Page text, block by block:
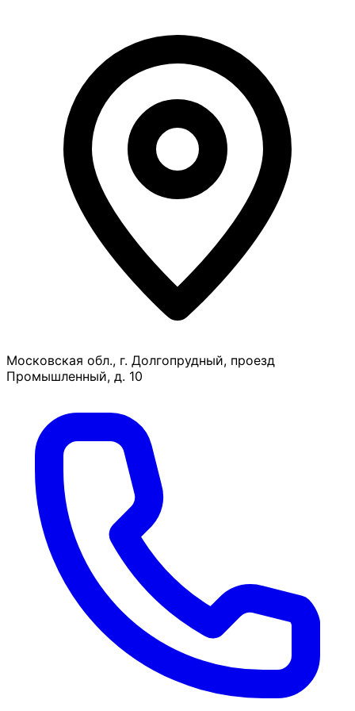
Московская обл., г. Долгопрудный, проезд
Промышленный, д. 10